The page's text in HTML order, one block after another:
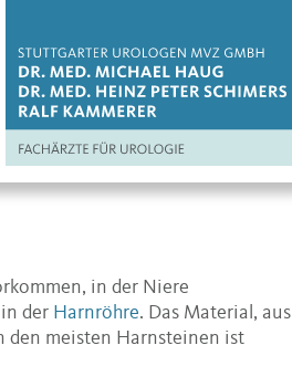
in der Niere
der Harnröhre. Das Material, aus
den meisten Harnsteinen ist